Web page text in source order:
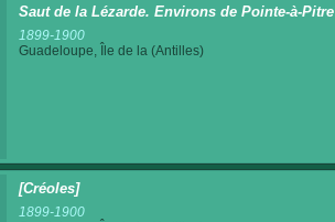
Saut de la Lézarde. Environs de Pointe-à-Pitre
1899-1900
Guadeloupe, Île de la (Antilles)
[Créoles]
1899-1900